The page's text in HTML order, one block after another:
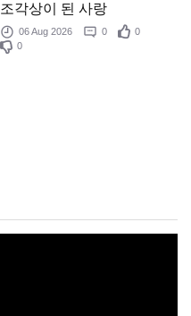
조각상이 된 사랑
06 Aug 2026 0
0
0